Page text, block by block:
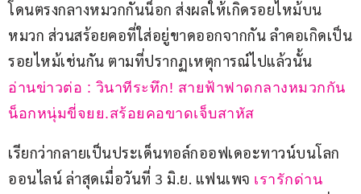
โดนตรงกลางหมวกกันน็อก ส่งผลให้เกิดรอยไหม้บน
หมวก ส่วนสร้อยคอที่ใส่อยู่ขาดออกจากกัน ลำคอเกิดเป็น
รอยไหม้เช่นกัน ตามที่ปรากฏเหตุการณ์ไปแล้วนั้น
อ่านข่าวต่อ : วินาทีระทึก! สายฟ้าฟาดกลางหมวกกัน
น็อกหนุ่มขี่จยย.สร้อยคอขาดเจ็บสาหัส
เรียกว่ากลายเป็นประเด็นทอล์กออฟเดอะทาวน์บนโลก
ออนไลน์ ล่าสุดเมื่อวันที่ 3 มิ.ย. แฟนเพจ เรารักด่าน